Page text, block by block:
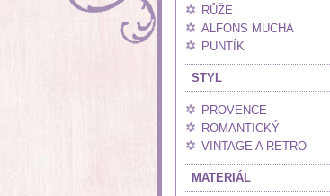
RŮŽE
ALFONS MUCHA
PUNTÍK
STYL
PROVENCE
ROMANTICKÝ
VINTAGE A RETRO
MATERIÁL